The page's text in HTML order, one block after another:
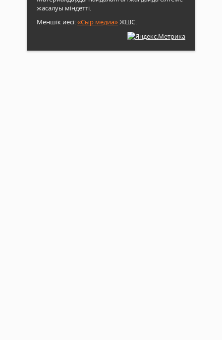
жасалуы міндетті.
Меншік иесі:«Сыр медиа»ЖШС.